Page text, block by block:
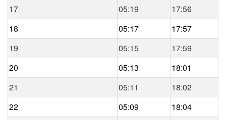
17
05:19
17:56
18
05:17
17:57
19
05:15
17:59
20
05:13
18:01
21
05:11
18:02
22
05:09
18:04